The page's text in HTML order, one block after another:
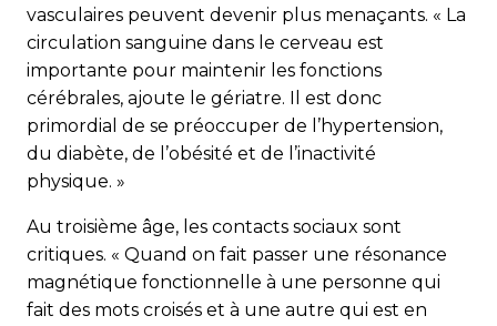
vasculaires peuvent devenir plus menaçants. « La
circulation sanguine dans le cerveau est
importante pour maintenir les fonctions
cérébrales, ajoute le gériatre. Il est donc
primordial de se préoccuper de l’hypertension,
du diabète, de l’obésité et de l’inactivité
physique. »
Au troisième âge, les contacts sociaux sont
critiques. « Quand on fait passer une résonance
magnétique fonctionnelle à une personne qui
fait des mots croisés et à une autre qui est en